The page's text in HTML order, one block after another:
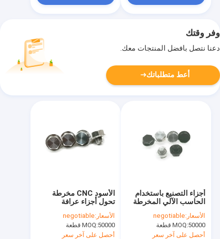
وفر وقتك
دعنا نتصل بأفضل المنتجات معك.
أعط متطلباتك
الأسود CNC مخرطة
تحول أجزاء عرافة
العلاج الكهربائي
الأسعار:negotiable
MOQ:50000 قطعة
أحصل على آخر سعر
أجزاء التصنيع باستخدام
الحاسب الآلي المخرطة
القياسية ديكور 7x14mm
الأسعار:negotiable
MOQ:50000 قطعة
أحصل على آخر سعر